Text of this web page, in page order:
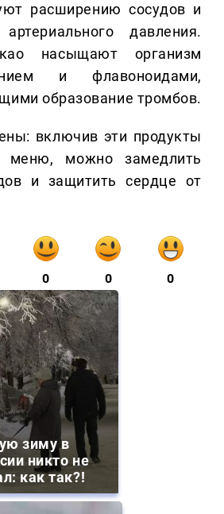
расширению сосудов и
давления.
насыщают организм
и флавоноидами,
образование тромбов.
включив эти продукты
меню, можно замедлить
и защитить сердце от
0 0 0
зиму в
никто не
как так?!